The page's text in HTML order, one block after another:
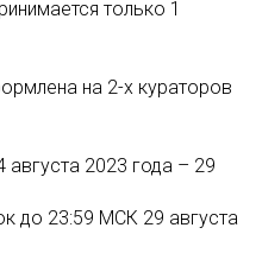
только 1
на 2-х кураторов
августа 2023 года – 29
до 23:59 МСК 29 августа